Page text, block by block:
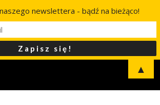
newslettera - bądź na bieżąco!
▲